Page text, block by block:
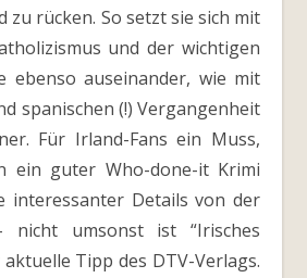
zu rücken. So setzt sie sich mit
und der wichtigen
ebenso auseinander, wie mit
spanischen (!) Vergangenheit
Für Irland-Fans ein Muss,
ein guter Who-done-it Krimi
interessanter Details von der
nicht umsonst ist “Irisches
Tipp des DTV-Verlags.